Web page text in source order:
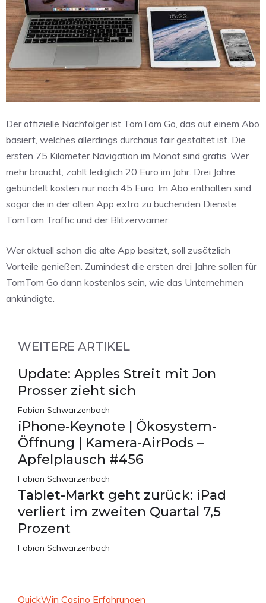
Der offizielle Nachfolger ist TomTom Go, das auf einem Abo
basiert, welches allerdings durchaus fair gestaltet ist. Die
ersten 75 Kilometer Navigation im Monat sind gratis. Wer
mehr braucht, zahlt lediglich 20 Euro im Jahr. Drei Jahre
gebündelt kosten nur noch 45 Euro. Im Abo enthalten sind
sogar die in der alten App extra zu buchenden Dienste
TomTom Traffic und der Blitzerwarner.
Wer aktuell schon die alte App besitzt, soll zusätzlich
Vorteile genießen. Zumindest die ersten drei Jahre sollen für
TomTom Go dann kostenlos sein, wie das Unternehmen
ankündigte.
WEITERE ARTIKEL
Update: Apples Streit mit Jon
Prosser zieht sich
Fabian Schwarzenbach
iPhone-Keynote | Ökosystem-
Öffnung | Kamera-AirPods –
Apfelplausch #456
Fabian Schwarzenbach
Tablet-Markt geht zurück: iPad
verliert im zweiten Quartal 7,5
Prozent
Fabian Schwarzenbach
QuickWin Casino Erfahrungen